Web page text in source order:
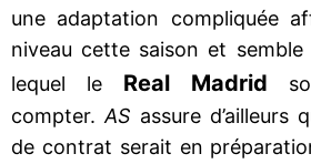
une adaptation compliquée
niveau cette saison et
lequel le Real Madrid
compter.AS assure d’ailleurs
de contrat serait en